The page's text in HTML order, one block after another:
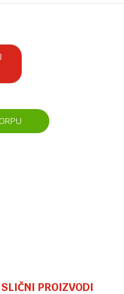
SLIČNI PROIZVODI